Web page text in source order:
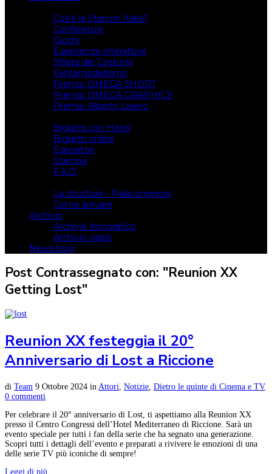
Cos’è la Starcon Italia?
Conferenze
Giochi
Esperienze interattive
Sfilata dei Costumi
Fantamodellismo
Premio OMEGA SHORT
Premio OMEGA GRAPHICS
Premio Alberto Lisiero
Biglietti con Hotel
Biglietti online
Espositori
Stampa
F.A.Q.
La struttura – Palacongressi
Come arrivare
Archivio
Archivio fotografico
Archivio ospiti
News blog
Post Contrassegnato con: "Reunion XX
Getting Lost"
Reunion XX festeggia il 20°
Anniversario di Lost a Riccione
di Team 9 Ottobre 2024 in Attori Notizie Dietro le quinte di Cinema e TV
0 commenti
Per celebrare il 20° anniversario di Lost, ti aspettiamo alla Reunion XX
presso il Centro Congressi dell’Hotel Mediterraneo di Riccione. Sarà un
evento speciale per tutti i fan della serie che ha segnato una generazione.
Scopri tutti i dettagli dell’evento e preparati a rivivere le emozioni di una
delle serie TV più iconiche di sempre!
Leggi di più